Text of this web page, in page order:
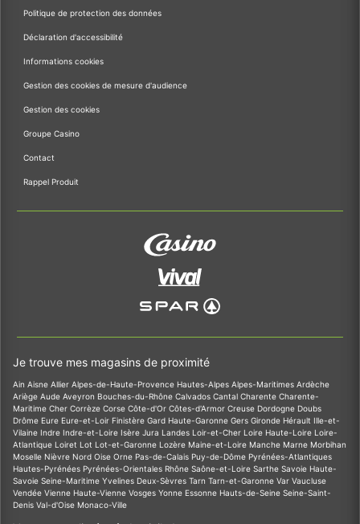
Politique de protection des données
Déclaration d'accessibilité
Informations cookies
Gestion des cookies de mesure d'audience
Gestion des cookies
Groupe Casino
Contact
Rappel Produit
Je trouve mes magasins de proximité
Ain Aisne Allier Alpes-de-Haute-Provence Hautes-Alpes Alpes-Maritimes Ardèche
Ariège Aude Aveyron Bouches-du-Rhône Calvados Cantal Charente Charente-
Maritime Cher Corrèze Corse Côte-d'Or Côtes-d'Armor Creuse Dordogne Doubs
Drôme Eure Eure-et-Loir Finistère Gard Haute-Garonne Gers Gironde Hérault Ille-et-
Vilaine Indre Indre-et-Loire Isère Jura Landes Loir-et-Cher Loire Haute-Loire Loire-
Atlantique Loiret Lot Lot-et-Garonne Lozère Maine-et-Loire Manche Marne Morbihan
Moselle Nièvre Nord Oise Orne Pas-de-Calais Puy-de-Dôme Pyrénées-Atlantiques
Hautes-Pyrénées Pyrénées-Orientales Rhône Saône-et-Loire Sarthe Savoie Haute-
Savoie Seine-Maritime Yvelines Deux-Sèvres Tarn Tarn-et-Garonne Var Vaucluse
Vendée Vienne Haute-Vienne Vosges Yonne Essonne Hauts-de-Seine Seine-Saint-
Denis Val-d'Oise Monaco-Ville